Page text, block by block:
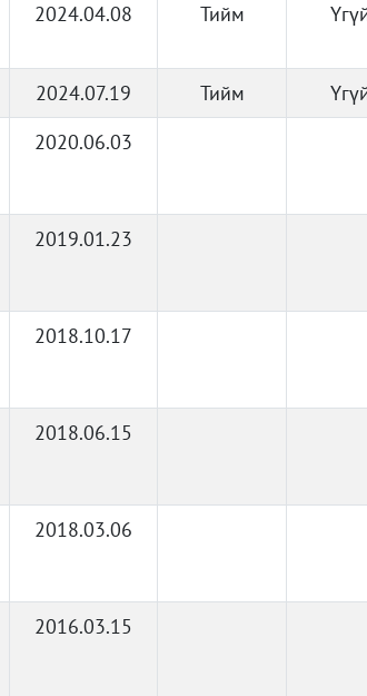
2024.04.08 Тийм
2024.07.19 Тийм
2020.06.03
2019.01.23
2018.10.17
2018.06.15
2018.03.06
2016.03.15